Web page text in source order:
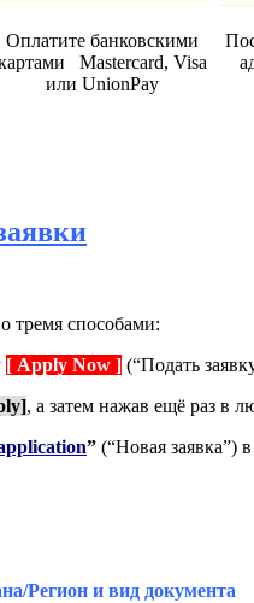
Оплатите банковскими
Mastercard, Visa
или UnionPay
тремя способами:
[ Apply Now ] (“Подать
], а затем нажав ещё раз в
” (“Новая заявка”)
Регион и вид документа